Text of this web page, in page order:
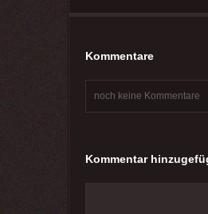
Kommentare
noch keine Kommentare
Kommentar